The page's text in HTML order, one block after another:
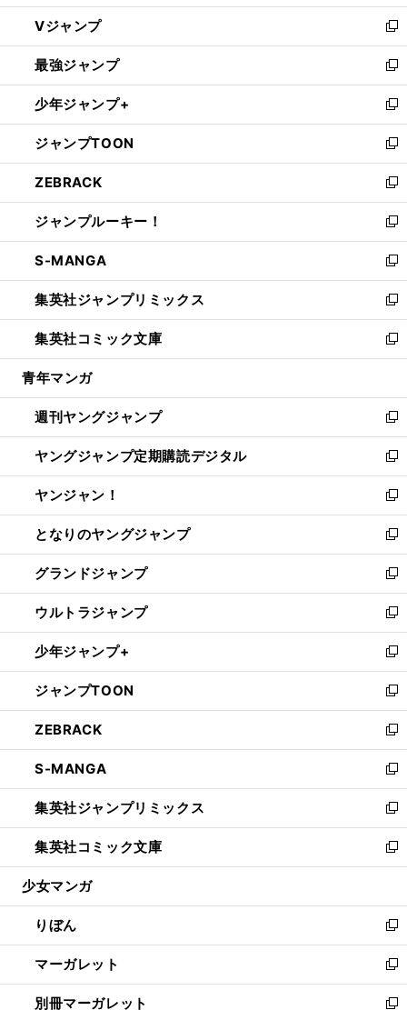
ウ
ィ
ン
ド
ウ
で
開
く
し
い
ウ
ィ
ン
ド
ウ
で
開
く
Vジャンプ
新
し
い
ウ
ィ
ン
ド
ウ
で
開
く
最強ジャンプ
新
し
い
ウ
ィ
ン
ド
ウ
で
開
く
少年ジャンプ+
新
し
い
ウ
ィ
ン
ド
ウ
で
開
く
ジャンプTOON
新
し
い
ウ
ィ
ン
ド
ウ
で
開
く
ZEBRACK
新
し
い
ウ
ィ
ン
ド
ウ
で
開
ジャンプルーキー！
新
し
い
ウ
ィ
ン
ド
ウ
開
く
S-MANGA
新
し
い
ウ
ィ
ン
ウ
で
開
く
集英社ジャンプリミックス
新
し
い
ウ
ン
ド
ウ
で
開
く
集英社コミック文庫
新
し
ウ
ィ
ン
ド
ウ
で
開
く
青年マンガ
週刊ヤングジャンプ
新
し
い
ウ
ィ
ン
ド
ウ
で
開
く
ヤングジャンプ定期購読デジタル
新
し
い
ウ
ィ
ン
ド
ウ
で
開
く
ヤンジャン！
新
し
い
ウ
ィ
ン
ド
ウ
で
開
く
となりのヤングジャンプ
新
し
い
ウ
ィ
ン
ド
ウ
で
開
く
グランドジャンプ
新
し
い
ウ
ィ
ン
ド
ウ
で
開
く
ウルトラジャンプ
新
し
い
ウ
ィ
ン
ド
ウ
で
開
く
少年ジャンプ+
新
し
い
ウ
ィ
ン
ド
ウ
で
開
く
ジャンプTOON
新
し
い
ウ
ィ
ン
ド
ウ
で
開
ZEBRACK
新
し
い
ウ
ィ
ン
ド
ウ
開
く
S-MANGA
新
し
い
ウ
ィ
ン
ウ
で
開
く
集英社ジャンプリミックス
新
し
い
ウ
ン
ド
ウ
で
開
く
集英社コミック文庫
新
し
ウ
ィ
ン
ド
ウ
で
少女マンガ
りぼん
新
し
い
ウ
ィ
マーガレット
新
し
い
別冊マーガレット